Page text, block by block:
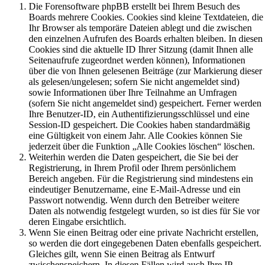
Die Forensoftware phpBB erstellt bei Ihrem Besuch des
Boards mehrere Cookies. Cookies sind kleine Textdateien, die
Ihr Browser als temporäre Dateien ablegt und die zwischen
den einzelnen Aufrufen des Boards erhalten bleiben. In diesen
Cookies sind die aktuelle ID Ihrer Sitzung (damit Ihnen alle
Seitenaufrufe zugeordnet werden können), Informationen
über die von Ihnen gelesenen Beiträge (zur Markierung dieser
als gelesen/ungelesen; sofern Sie nicht angemeldet sind)
sowie Informationen über Ihre Teilnahme an Umfragen
(sofern Sie nicht angemeldet sind) gespeichert. Ferner werden
Ihre Benutzer-ID, ein Authentifizierungsschlüssel und eine
Session-ID gespeichert. Die Cookies haben standardmäßig
eine Gültigkeit von einem Jahr. Alle Cookies können Sie
jederzeit über die Funktion „Alle Cookies löschen“ löschen.
Weiterhin werden die Daten gespeichert, die Sie bei der
Registrierung, in Ihrem Profil oder Ihrem persönlichem
Bereich angeben. Für die Registrierung sind mindestens ein
eindeutiger Benutzername, eine E-Mail-Adresse und ein
Passwort notwendig. Wenn durch den Betreiber weitere
Daten als notwendig festgelegt wurden, so ist dies für Sie vor
deren Eingabe ersichtlich.
Wenn Sie einen Beitrag oder eine private Nachricht erstellen,
so werden die dort eingegebenen Daten ebenfalls gespeichert.
Gleiches gilt, wenn Sie einen Beitrag als Entwurf